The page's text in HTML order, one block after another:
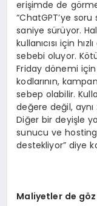
erişimde de
“ChatGPT’ye
saniye sürüyor.
kullanıcısı için
sebebi oluyor.
Friday dönemi
kodlarının,
sebep olabilir.
değere değil,
Diğer bir deyişle
sunucu ve
destekliyor” diye
Maliyetler de göz